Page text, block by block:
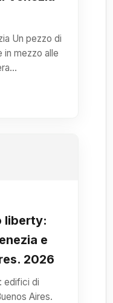
Un pezzo di
in mezzo alle
liberty:
e
2026
edifici di
Aires.